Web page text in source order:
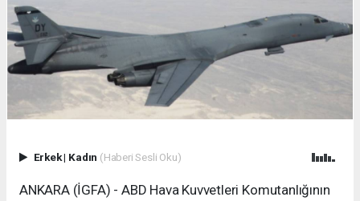
Erkek| Kadın (Haberi Sesli Oku)
ANKARA (İGFA) - ABD Hava Kuvvetleri Komutanlığının